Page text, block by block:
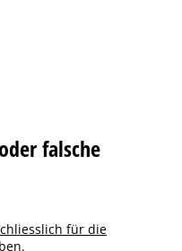
falsche
für die